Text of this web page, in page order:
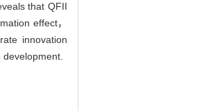
that QFII
effect，
innovation